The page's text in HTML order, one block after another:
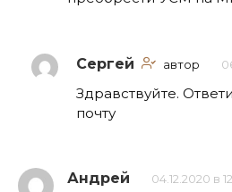
Сергей автор
Здравствуйте.
почту
Андрей 04.12.2020 в